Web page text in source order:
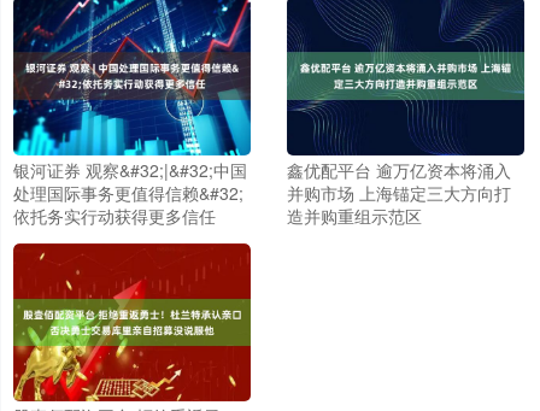
银河证券 观察&#32;|&#32;中国
处理国际事务更值得信赖&#32;
依托务实行动获得更多信任
鑫优配平台 逾万亿资本将涌入
并购市场 上海锚定三大方向打
造并购重组示范区